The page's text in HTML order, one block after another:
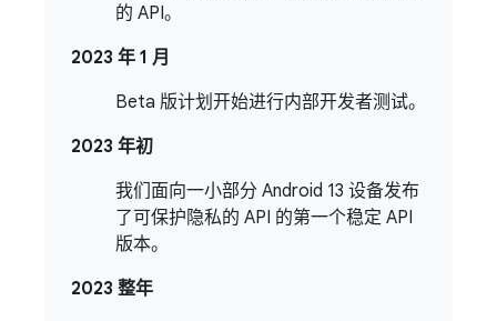
的 API。
2023 年 1 月
Beta 版计划开始进行内部开发者测试。
2023 年初
我们面向一小部分 Android 13 设备发布
了可保护隐私的 API 的第一个稳定 API
版本。
2023 整年